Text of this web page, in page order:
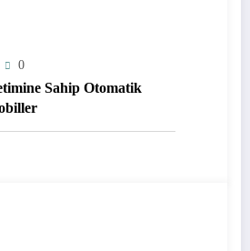
0
Sahip Otomatik